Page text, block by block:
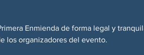
Enmienda de forma legal y
los organizadores del evento.